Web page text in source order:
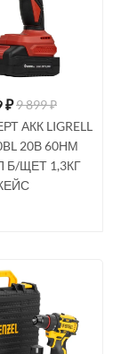
₽9 899 ₽
АКК LIGRELL
20В 60НМ
Б/ЩЕТ 1,3КГ